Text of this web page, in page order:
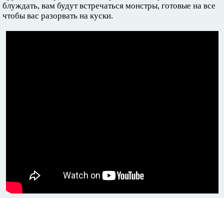
блуждать, вам будут встречаться монстры, готовые на все
чтобы вас разорвать на куски.